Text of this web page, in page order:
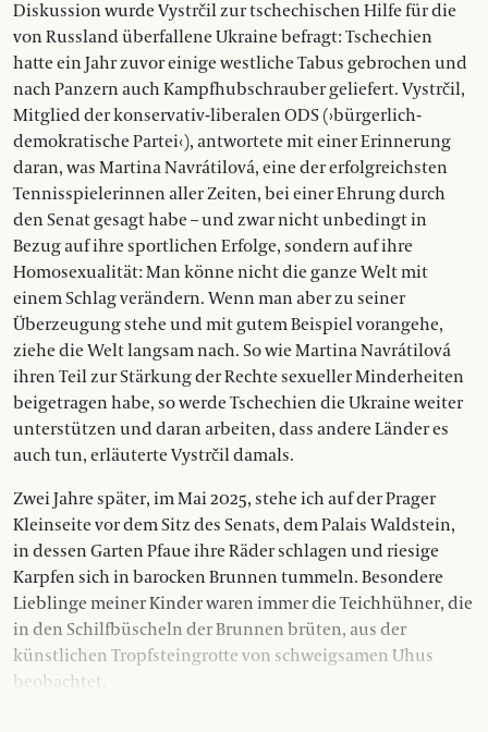
Diskussion wurde Vystrčil zur tschechischen Hilfe für die
von Russland überfallene Ukraine befragt: Tschechien
hatte ein Jahr zuvor einige westliche Tabus gebrochen und
nach Panzern auch Kampfhubschrauber geliefert. Vystrčil,
Mitglied der konservativ-liberalen ODS (›bürgerlich-
demokratische Partei‹), antwortete mit einer Erinnerung
daran, was Martina Navrátilová, eine der erfolgreichsten
Tennisspielerinnen aller Zeiten, bei einer Ehrung durch
den Senat gesagt habe – und zwar nicht unbedingt in
Bezug auf ihre sportlichen Erfolge, sondern auf ihre
Homosexualität: Man könne nicht die ganze Welt mit
einem Schlag verändern. Wenn man aber zu seiner
Überzeugung stehe und mit gutem Beispiel vorangehe,
ziehe die Welt langsam nach. So wie Martina Navrátilová
ihren Teil zur Stärkung der Rechte sexueller Minderheiten
beigetragen habe, so werde Tschechien die Ukraine weiter
unterstützen und daran arbeiten, dass andere Länder es
auch tun, erläuterte Vystrčil damals.
Zwei Jahre später, im Mai 2025, stehe ich auf der Prager
Kleinseite vor dem Sitz des Senats, dem Palais Waldstein,
in dessen Garten Pfaue ihre Räder schlagen und riesige
Karpfen sich in barocken Brunnen tummeln. Besondere
Lieblinge meiner Kinder waren immer die Teichhühner, die
in den Schilfbüscheln der Brunnen brüten, aus der
künstlichen Tropfsteingrotte von schweigsamen Uhus
beobachtet.